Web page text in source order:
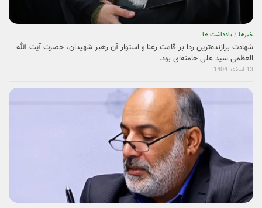
خبرها / یادداشت ها
شهادت برازنده‌ترین ردا بر قامت رعنا و استوار آن رهبر شهیدان، حضرت آیت الله
العظمی سید علی خامنه‌ای بود.
13 اسفند 1404